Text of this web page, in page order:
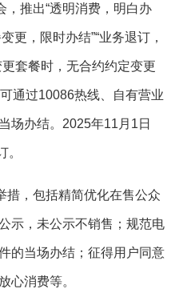
推出“透明消费，明白办
更，限时办结”“业务退订，
套餐时，无合约约定变更
通过10086热线、自有营业
场办结。2025年11月1日
。
措，包括精简优化在售公众
示，未公示不销售；规范电
的当场办结；征得用户同意
心消费等。